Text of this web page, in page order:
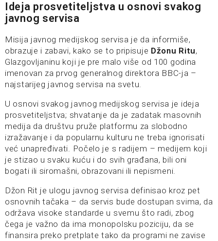
Ideja prosvetiteljstva u osnovi svakog
javnog servisa
Misija javnog medijskog servisa je da informiše,
obrazuje i zabavi, kako se to pripisuje Džonu Ritu,
Glazgovljaninu koji je pre malo više od 100 godina
imenovan za prvog generalnog direktora BBC-ja –
najstarijeg javnog servisa na svetu.
U osnovi svakog javnog medijskog servisa je ideja
prosvetiteljstva; shvatanje da je zadatak masovnih
medija da društvu pruže platformu za slobodno
izražavanje i da popularnu kulturu ne treba ignorisati
već unapređivati. Počelo je s radijem – medijem koji
je stizao u svaku kuću i do svih građana, bili oni
bogati ili siromašni, obrazovani ili nepismeni.
Džon Rit je ulogu javnog servisa definisao kroz pet
osnovnih tačaka – da servis bude dostupan svima, da
održava visoke standarde u svemu što radi, zbog
čega je važno da ima monopolsku poziciju, da se
finansira preko pretplate tako da programi ne zavise